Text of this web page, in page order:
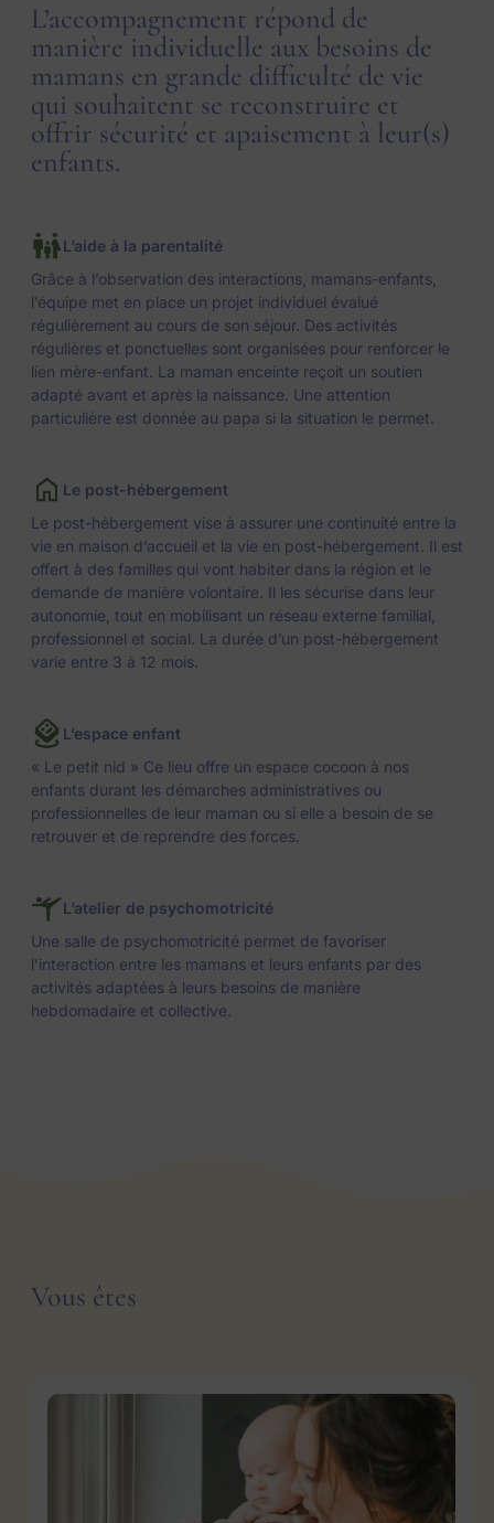
L’accompagnement répond de
manière individuelle aux besoins de
mamans en grande difficulté de vie
qui souhaitent se reconstruire et
offrir sécurité et apaisement à leur(s)
enfants.
L’aide à la parentalité
Grâce à l’observation des interactions, mamans-enfants,
l’équipe met en place un projet individuel évalué
régulièrement au cours de son séjour. Des activités
régulières et ponctuelles sont organisées pour renforcer le
lien mère-enfant. La maman enceinte reçoit un soutien
adapté avant et après la naissance. Une attention
particulière est donnée au papa si la situation le permet.
Le post-hébergement
Le post-hébergement vise à assurer une continuité entre la
vie en maison d’accueil et la vie en post-hébergement. Il est
offert à des familles qui vont habiter dans la région et le
demande de manière volontaire. Il les sécurise dans leur
autonomie, tout en mobilisant un réseau externe familial,
professionnel et social. La durée d’un post-hébergement
varie entre 3 à 12 mois.
L’espace enfant
« Le petit nid » Ce lieu offre un espace cocoon à nos
enfants durant les démarches administratives ou
professionnelles de leur maman ou si elle a besoin de se
retrouver et de reprendre des forces.
L’atelier de psychomotricité
Une salle de psychomotricité permet de favoriser
l’interaction entre les mamans et leurs enfants par des
activités adaptées à leurs besoins de manière
hebdomadaire et collective.
Vous êtes